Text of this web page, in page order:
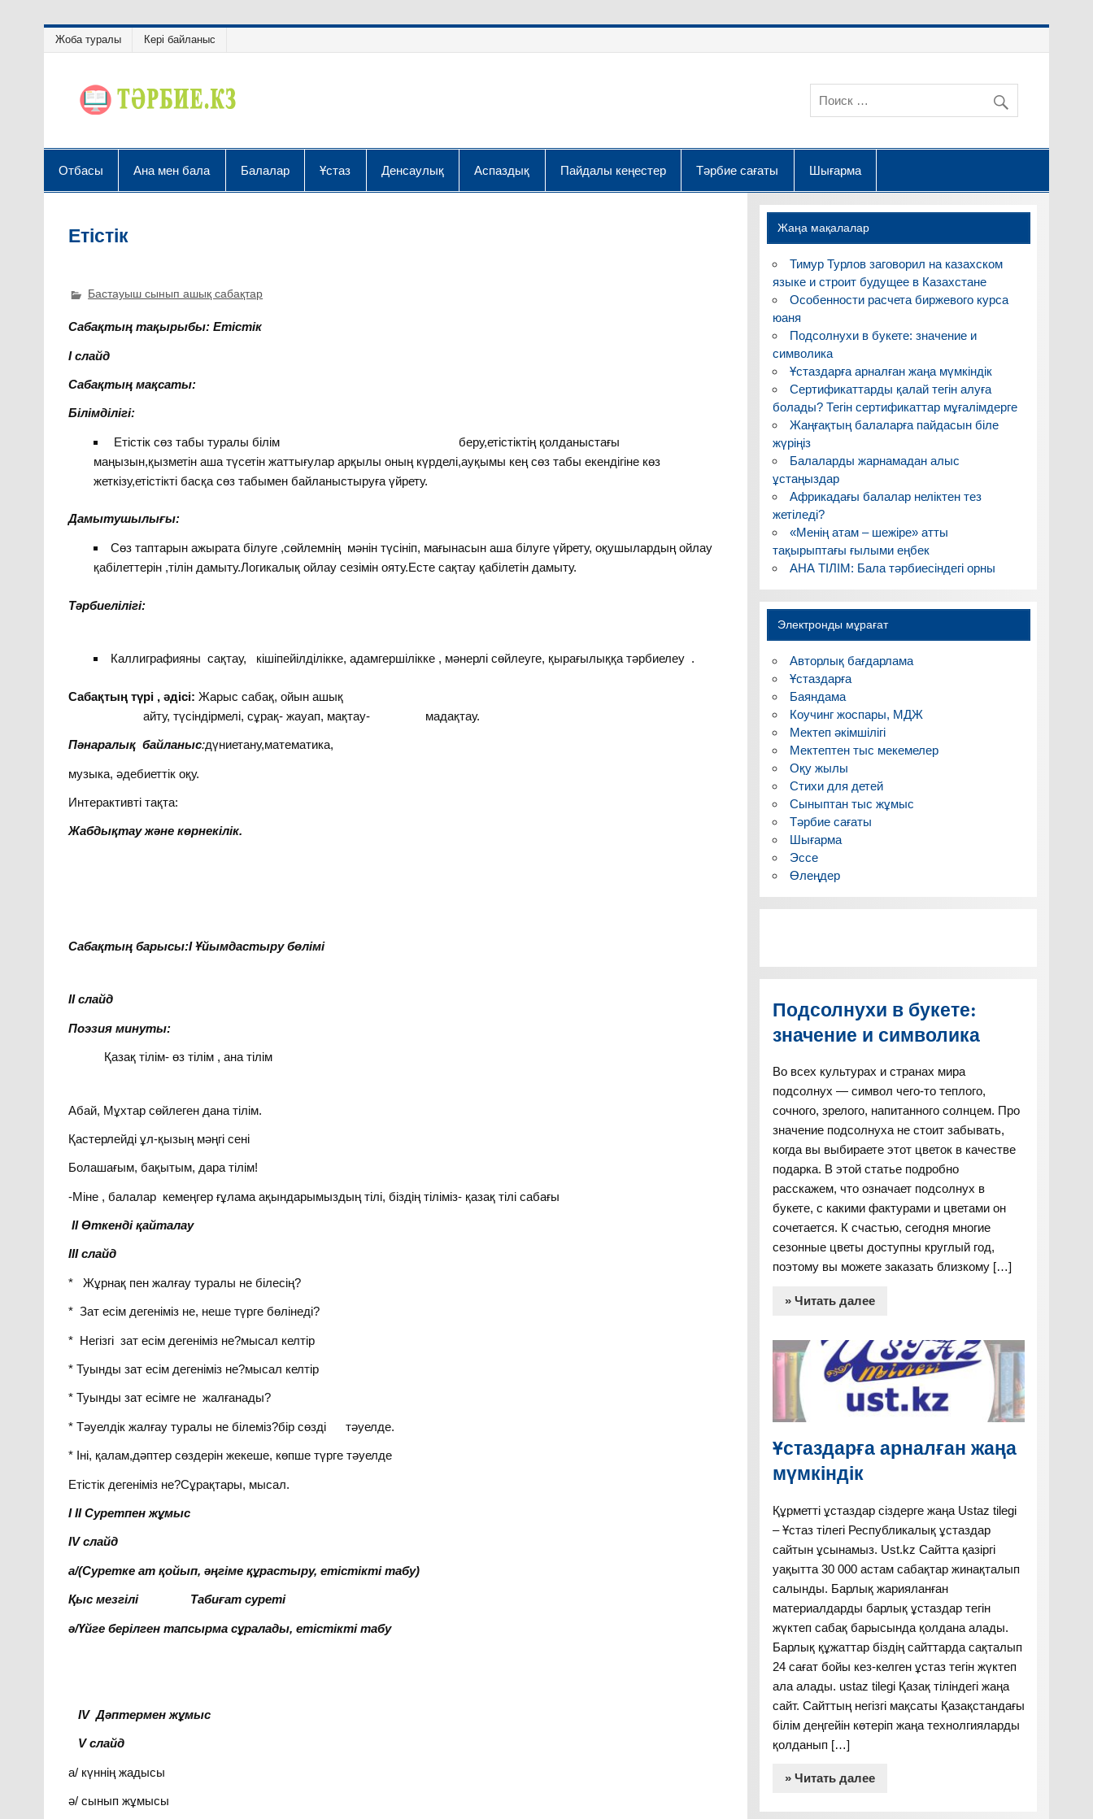
Жоба туралы Кері байланыс
Отбасы Ана мен бала Балалар Ұстаз Денсаулық Аспаздық Пайдалы кеңестер Тәрбие сағаты Шығарма
Етістік
Бастауыш сынып ашық сабақтар
Сабақтың тақырыбы: Етістік
I слайд
Сабақтың мақсаты:
Білімділігі:
Етістік сөз табы туралы білім беру,етістіктің қолданыстағы
маңызын,қызметін аша түсетін жаттығулар арқылы оның күрделі,ауқымы кең сөз табы екендігіне көз
жеткізу,етістікті басқа сөз табымен байланыстыруға үйрету.
Дамытушылығы:
Сөз таптарын ажырата білуге ,сөйлемнің мәнін түсініп, мағынасын аша білуге үйрету, оқушылардың ойлау
қабілеттерін ,тілін дамыту.Логикалық ойлау сезімін ояту.Есте сақтау қабілетін дамыту.
Тәрбиелілігі:
Каллиграфияны сақтау, кішіпейілділікке, адамгершілікке , мәнерлі сөйлеуге, қырағылыққа тәрбиелеу .
Сабақтың түрі , әдісі: Жарыс сабақ, ойын ашық
айту, түсіндірмелі, сұрақ- жауап, мақтау- мадақтау.
Пәнаралық байланыс:дүниетану,математика,
музыка, әдебиеттік оқу.
Интерактивті тақта:
Жабдықтау және көрнекілік.
Сабақтың барысы:I Ұйымдастыру бөлімі
IIслайд
Поэзия минуты:
Қазақ тілім- өз тілім , ана тілім
Абай, Мұхтар сөйлеген дана тілім.
Қастерлейді ұл-қызың мәңгі сені
Болашағым, бақытым, дара тілім!
-Міне , балалар кемеңгер ғұлама ақындарымыздың тілі, біздің тіліміз- қазақ тілі сабағы
II Өткенді қайталау
III слайд
* Жұрнақ пен жалғау туралы не білесің?
* Зат есім дегеніміз не, неше түрге бөлінеді?
* Негізгі зат есім дегеніміз не?мысал келтір
* Туынды зат есім дегеніміз не?мысал келтір
* Туынды зат есімге не жалғанады?
* Тәуелдік жалғау туралы не білеміз?бір сөзді тәуелде.
* Іні, қалам,дәптер сөздерін жекеше, көпше түрге тәуелде
Етістік дегеніміз не?Сұрақтары, мысал.
I II Суретпен жұмыс
IV слайд
а/(Суретке ат қойып, әңгіме құрастыру, етістікті табу)
Қыс мезгілі Табиғат суреті
ә/Үйге берілген тапсырма сұралады, етістікті табу
IV Дәптермен жұмыс
V слайд
а/ күннің жадысы
ә/ сынып жұмысы
Жаңа мақалалар
Тимур Турлов заговорил на казахском
языке и строит будущее в Казахстане
Особенности расчета биржевого курса
юаня
Подсолнухи в букете: значение и
символика
Ұстаздарға арналған жаңа мүмкіндік
Сертификаттарды қалай тегін алуға
болады? Тегін сертификаттар мұғалімдерге
Жаңғақтың балаларға пайдасын біле
жүріңіз
Балаларды жарнамадан алыс
ұстаңыздар
Африкадағы балалар неліктен тез
жетіледі?
«Менің атам – шежіре» атты
тақырыптағы ғылыми еңбек
АНА ТІЛІМ: Бала тәрбиесіндегі орны
Электронды мұрағат
Авторлық бағдарлама
Ұстаздарға
Баяндама
Коучинг жоспары, МДЖ
Мектеп әкімшілігі
Мектептен тыс мекемелер
Оқу жылы
Стихи для детей
Сыныптан тыс жұмыс
Тәрбие сағаты
Шығарма
Эссе
Өлеңдер
Подсолнухи в букете:
значение и символика
Во всех культурах и странах мира
подсолнух — символ чего-то теплого,
сочного, зрелого, напитанного солнцем. Про
значение подсолнуха не стоит забывать,
когда вы выбираете этот цветок в качестве
подарка. В этой статье подробно
расскажем, что означает подсолнух в
букете, с какими фактурами и цветами он
сочетается. К счастью, сегодня многие
сезонные цветы доступны круглый год,
поэтому вы можете заказать близкому […]
» Читать далее
Ұстаздарға арналған жаңа
мүмкіндік
Құрметті ұстаздар сіздерге жаңа Ustaz tilegi
– Ұстаз тілегі Республикалық ұстаздар
сайтын ұсынамыз. Ust.kz Сайтта қазіргі
уақытта 30 000 астам сабақтар жинақталып
салынды. Барлық жарияланған
материалдарды барлық ұстаздар тегін
жүктеп сабақ барысында қолдана алады.
Барлық құжаттар біздің сайттарда сақталып
24 сағат бойы кез-келген ұстаз тегін жүктеп
ала алады. ustaz tilegi Қазақ тіліндегі жаңа
сайт. Сайттың негізгі мақсаты Қазақстандағы
білім деңгейін көтеріп жаңа технолгияларды
қолданып […]
» Читать далее